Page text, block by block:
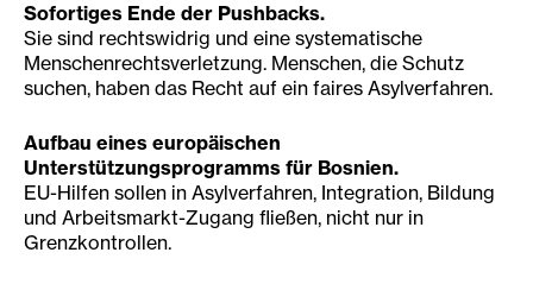
Sofortiges Ende der Pushbacks.
Sie sind rechtswidrig und eine systematische
Menschenrechtsverletzung. Menschen, die Schutz
suchen, haben das Recht auf ein faires Asylverfahren.
Aufbau eines europäischen
Unterstützungsprogramms für Bosnien.
EU-Hilfen sollen in Asylverfahren, Integration, Bildung
und Arbeitsmarkt-Zugang fließen, nicht nur in
Grenzkontrollen.